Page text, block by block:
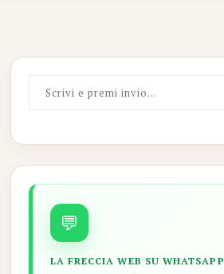
💬
LA FRECCIA WEB SU WHATSAPP